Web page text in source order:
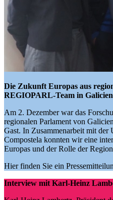
Die Zukunft Europas aus
REGIOPARL-Team in Galicien
Am 2. Dezember war das
regionalen Parlament von
Gast. In Zusammenarbeit mit der
Compostela konnten wir eine
Europas und der Rolle der
Hier finden Sie ein
Interview mit Karl-Heinz